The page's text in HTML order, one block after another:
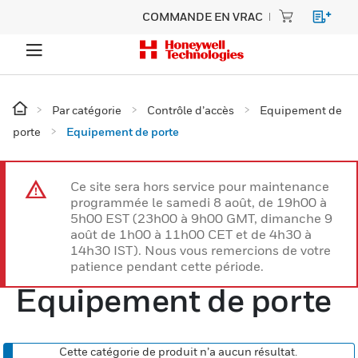
COMMANDE EN VRAC
Par catégorie Contrôle d’accès
Equipement de
porte
Equipement de porte
Ce site sera hors service pour maintenance
programmée le samedi 8 août, de 19h00 à
5h00 EST (23h00 à 9h00 GMT, dimanche 9
août de 1h00 à 11h00 CET et de 4h30 à
14h30 IST). Nous vous remercions de votre
patience pendant cette période.
Equipement de porte
Cette catégorie de produit n’a aucun résultat.